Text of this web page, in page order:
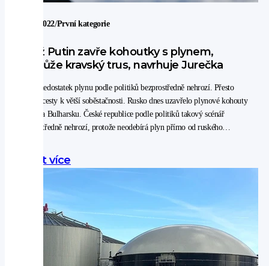
27. 4. 2022/První kategorie
Když Putin zavře kohoutky s plynem,
pomůže kravský trus, navrhuje Jurečka
Česku nedostatek plynu podle politiků bezprostředně nehrozí. Přesto
plánují cesty k větší soběstačnosti. Rusko dnes uzavřelo plynové kohouty
Polsku a Bulharsku. České republice podle politiků takový scénář
bezprostředně nehrozí, protože neodebírá plyn přímo od ruského
musí začít připravovat na větší plynovou soběstačnost.
Zjistit více